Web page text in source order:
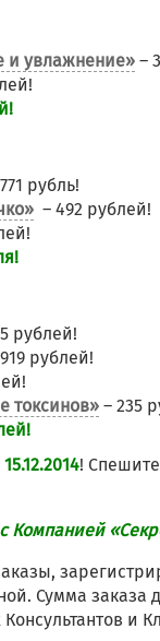
и увлажнение» –
рубль!
– 492 рублей!
рублей!
рублей!
токсинов» – 235
15.12.2014!
Компанией
Сумма
и